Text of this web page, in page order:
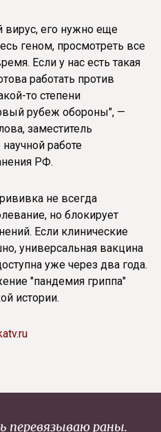
вирус, его нужно еще
геном, просмотреть все
Если у нас есть такая
работать против
то степени
рубеж обороны", —
заместитель
работе
РФ.
не всегда
но блокирует
Если клинические
универсальная вакцина
уже через два года.
"пандемия гриппа"
истории.
перевязываю раны.